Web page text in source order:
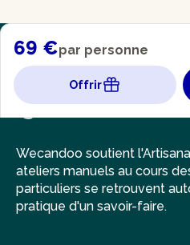
69 €par personne
Offrir
Wecandoo soutient
ateliers manuels au cours
particuliers se retrouvent
pratique d'un savoir-faire.